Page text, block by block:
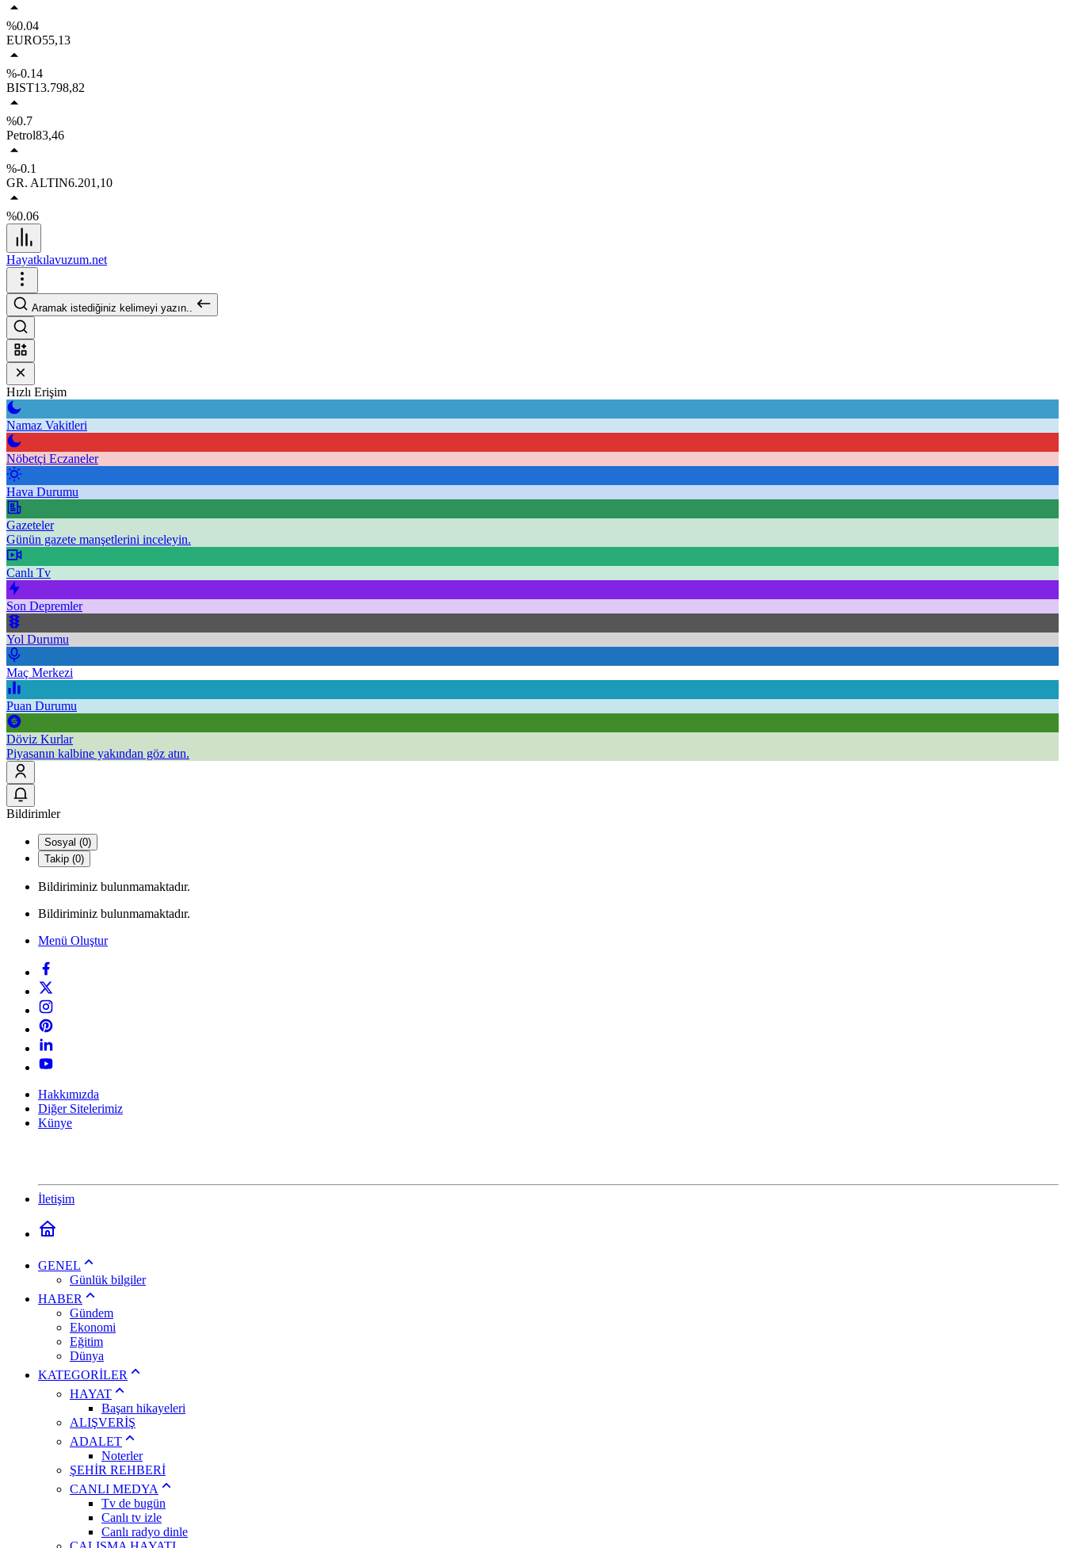
%0.04
EURO55,13
%-0.14
BIST13.798,82
%0.7
Petrol83,46
%-0.1
GR. ALTIN6.201,10
%0.06
Hayatkılavuzum.net
Aramak istediğiniz kelimeyi yazın..
Hızlı Erişim
Namaz Vakitleri
Nöbetçi Eczaneler
Hava Durumu
Gazeteler
Günün gazete manşetlerini inceleyin.
Canlı Tv
Son Depremler
Yol Durumu
Maç Merkezi
Puan Durumu
Döviz Kurlar
Piyasanın kalbine yakından göz atın.
Bildirimler
Sosyal (0)
Takip (0)
Bildiriminiz bulunmamaktadır.
Bildiriminiz bulunmamaktadır.
Menü Oluştur
Hakkımızda
Diğer Sitelerimiz
Künye
İletişim
GENEL
Günlük bilgiler
HABER
Gündem
Ekonomi
Eğitim
Dünya
KATEGORİLER
HAYAT
Başarı hikayeleri
ALIŞVERİŞ
ADALET
Noterler
ŞEHİR REHBERİ
CANLI MEDYA
Tv de bugün
Canlı tv izle
Canlı radyo dinle